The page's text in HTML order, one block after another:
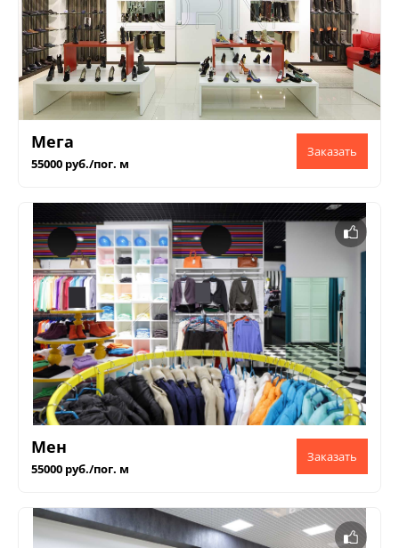
Мега
55000 руб./пог. м
Мен
55000 руб./пог. м